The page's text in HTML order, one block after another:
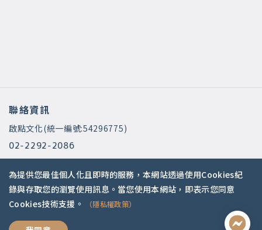
聯絡資訊
啟點文化(統一編號:54296775)
02-2292-2086
service@koob.com.tw
服務時間
週一至週五 10:00-18:00
國定假日公休
為提供您最佳個人化且即時的服務，本網站透過使用Cookies紀
錄與存取您的瀏覽使用訊息。當您使用本網站，即表示您同意
Cookies技術支援。
（隱私權政策）